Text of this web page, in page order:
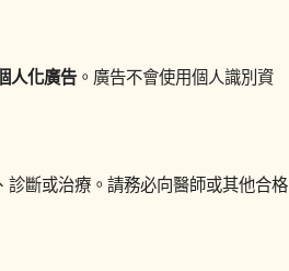
人化廣告。廣告不會使用個人識別資
斷或治療。請務必向醫師或其他合格